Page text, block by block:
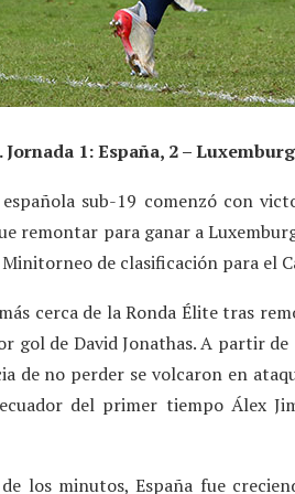
1: España, 2 –
española sub-19 comenzó con
remontar para ganar a
de clasificación para el
cerca de la Ronda Élite tras
gol de David Jonathas. A partir
de no perder se volcaron en
del primer tiempo Álex
los minutos, España fue